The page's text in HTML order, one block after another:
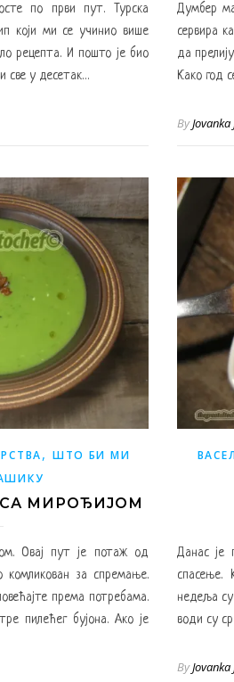
по први пут. Турска
који ми се учинио више
рецепта. И пошто је био
све у десетак…
Думбер
сервира
да
Како год
ByJovanka
, ШТО БИ МИ
МИРОЂИЈОМ
Овај пут је потаж од
комликован за спремање.
према потребама.
пилећег бујона. Ако је
Данас је
спасење.
недеља су
води су
ByJovanka